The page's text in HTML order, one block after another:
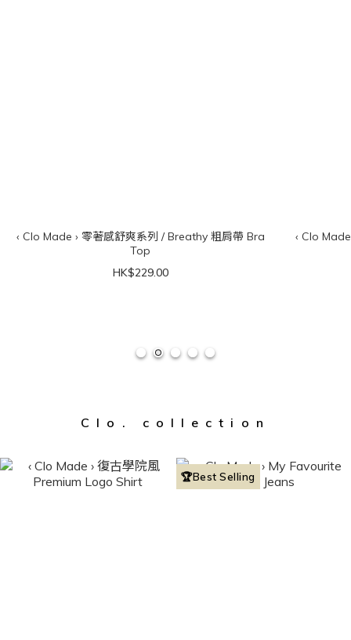
‹ Clo Made › 零著感舒爽系列 / Breathy 粗肩帶 Bra
Top
HK$229.00
‹ Clo
Clo. collection
🏆Best Selling